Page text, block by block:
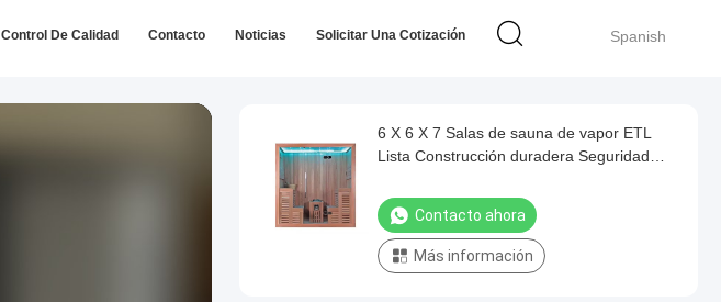
Spanish
Control De Calidad Contacto Noticias Solicitar Una Cotización
6 X 6 X 7 Salas de sauna de vapor ETL
Lista Construcción duradera Seguridad
profesionales de bienestar
Contacto ahora
Más información